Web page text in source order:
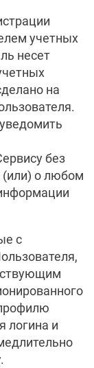
учетных
несет
на
без
(или) о любом
с
логина и